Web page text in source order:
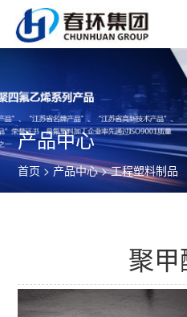
产品中心
首页 > 产品中心>工程塑料制品
聚